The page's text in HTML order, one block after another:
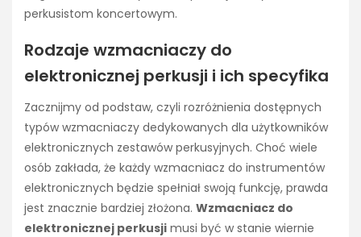
perkusistom koncertowym.
Rodzaje wzmacniaczy do
elektronicznej perkusji i ich specyfika
Zacznijmy od podstaw, czyli rozróżnienia dostępnych
typów wzmacniaczy dedykowanych dla użytkowników
elektronicznych zestawów perkusyjnych. Choć wiele
osób zakłada, że każdy wzmacniacz do instrumentów
elektronicznych będzie spełniał swoją funkcję, prawda
jest znacznie bardziej złożona. Wzmacniacz do
elektronicznej perkusji musi być w stanie wiernie